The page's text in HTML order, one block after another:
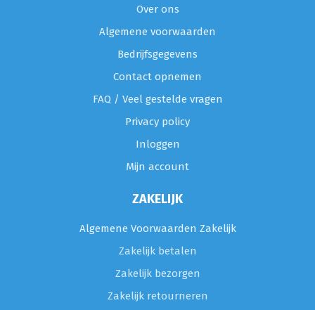
Over ons
Algemene voorwaarden
Bedrijfsgegevens
Contact opnemen
FAQ / Veel gestelde vragen
Privacy policy
Inloggen
Mijn account
ZAKELIJK
Algemene Voorwaarden Zakelijk
Zakelijk betalen
Zakelijk bezorgen
Zakelijk retourneren